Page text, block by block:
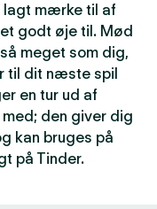
lagt mærke til af
godt øje til. Mød
meget som dig,
til dit næste spil
en tur ud af
den giver dig
kan bruges på
på Tinder.